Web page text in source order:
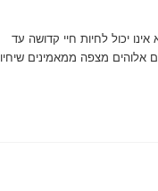
יכול לחיות חיי קדושה עד
מצפה ממאמינים שיחיו